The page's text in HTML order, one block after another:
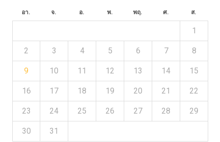
อา. จ. อ. พ. พฤ. ศ. ส.
1
2 3 4 5 6 7 8
9 10 11 12 13 14 15
16 17 18 19 20 21 22
23 24 25 26 27 28 29
30 31